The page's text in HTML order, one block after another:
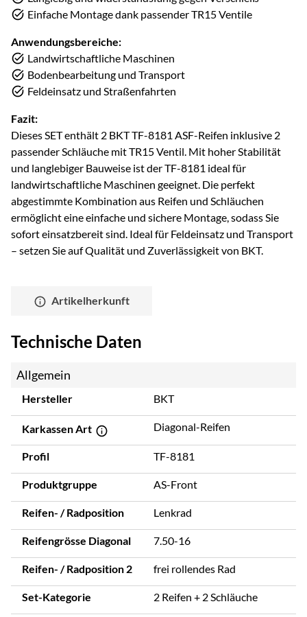
Einfache Montage dank passender TR15 Ventile
Anwendungsbereiche:
Landwirtschaftliche Maschinen
Bodenbearbeitung und Transport
Feldeinsatz und Straßenfahrten
Fazit:
Dieses SET enthält 2 BKT TF-8181 ASF-Reifen inklusive 2
passender Schläuche mit TR15 Ventil. Mit hoher Stabilität
und langlebiger Bauweise ist der TF-8181 ideal für
landwirtschaftliche Maschinen geeignet. Die perfekt
abgestimmte Kombination aus Reifen und Schläuchen
ermöglicht eine einfache und sichere Montage, sodass Sie
sofort einsatzbereit sind. Ideal für Feldeinsatz und Transport
– setzen Sie auf Qualität und Zuverlässigkeit von BKT.
Artikelherkunft
Technische Daten
Allgemein
Hersteller BKT
Karkassen Art Diagonal-Reifen
Profil TF-8181
Produktgruppe AS-Front
Reifen- / Radposition Lenkrad
Reifengrösse Diagonal 7.50-16
Reifen- / Radposition 2 frei rollendes Rad
Set-Kategorie 2 Reifen + 2 Schläuche